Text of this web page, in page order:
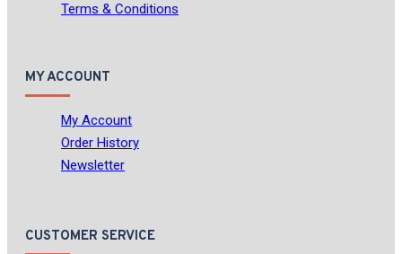
Terms & Conditions
MY ACCOUNT
My Account
Order History
Newsletter
CUSTOMER SERVICE